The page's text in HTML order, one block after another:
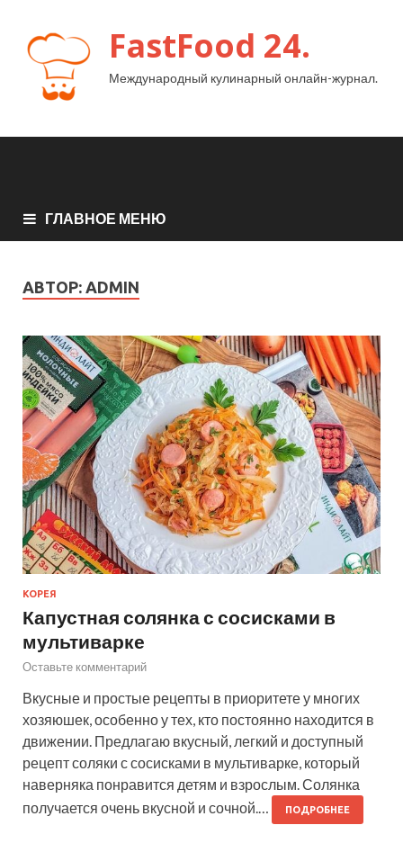
FastFood 24.
Международный кулинарный онлайн-журнал.
ГЛАВНОЕ МЕНЮ
АВТОР: ADMIN
КОРЕЯ
Капустная солянка с сосисками в
мультиварке
Оставьте комментарий
Вкусные и простые рецепты в приоритете у многих
хозяюшек, особенно у тех, кто постоянно находится в
движении. Предлагаю вкусный, легкий и доступный
рецепт соляки с сосисками в мультиварке, который
наверняка понравится детям и взрослым. Солянка
получается очень вкусной и сочной.…
ПОДРОБНЕЕ